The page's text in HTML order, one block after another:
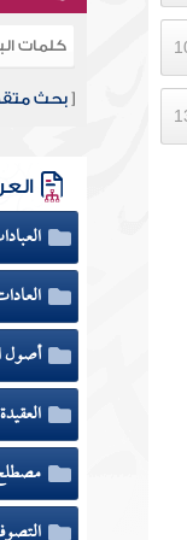
[بحث
أصول
العقيدة